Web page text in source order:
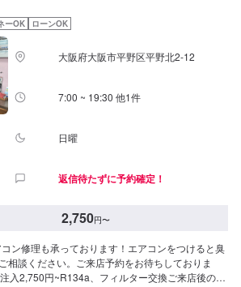
ーOK ローンOK
大阪府大阪市平野区平野北2-12
7:00 ~ 19:30 他1件
日曜
返信待たずに予約確定！
2,750円〜
ン修理も承っております！エアコンをつけると臭
相談ください。ご来店予約をお待ちしておりま
入2,750円~R134a、フィルター交換ご来店後のお